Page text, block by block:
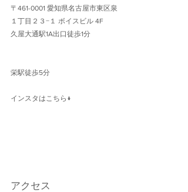
〒461-0001 愛知県名古屋市東区泉
１丁目２３−１ ボイスビル 4F
久屋大通駅1A出口徒歩1分
栄駅徒歩5分
インスタはこちら↓
アクセス